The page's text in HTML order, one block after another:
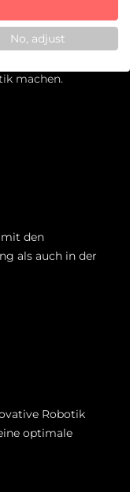
aus
–
machen.
mit den
als auch in der
Robotik
optimale
No, adjust